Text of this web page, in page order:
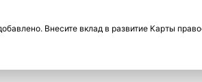
Внесите вклад в развитие Карты